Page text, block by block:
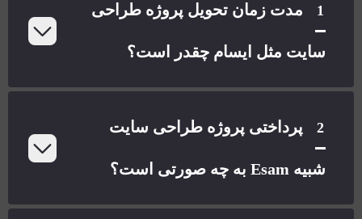
1 مدت زمان تحویل پروژه طراحی
سایت مثل ایسام چقدر است؟
2 پرداختی پروژه طراحی سایت
شبیه Esam به چه صورتی است؟